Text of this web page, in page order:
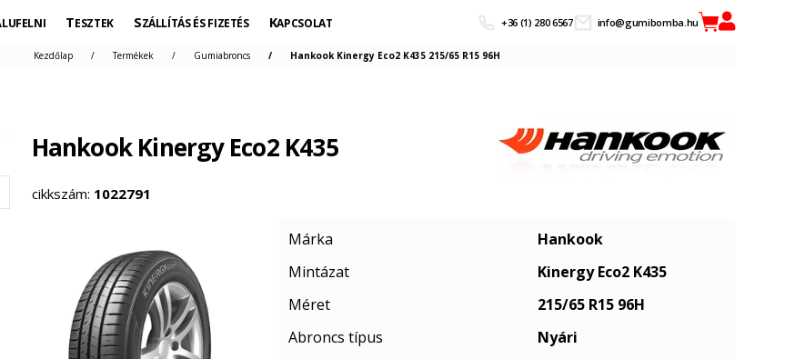
ALUFELNI TESZTEK SZÁLLÍTÁS ÉS FIZETÉS KAPCSOLAT +36 (1) 280 6567 info@gumibomba.hu
Kezdőlap Termékek Gumiabroncs Hankook Kinergy Eco2 K435 215/65 R15 96H
Hankook Kinergy Eco2 K435
cikkszám: 1022791
Márka
Hankook
Mintázat
Kinergy Eco2 K435
Méret
215/65 R15 96H
Abroncs típus
Nyári